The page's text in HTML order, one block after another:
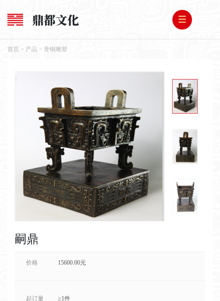
鼎都文化
首页 > 产品 > 青铜雕塑
嗣鼎
价格 15600.00元
起订量
≥1件